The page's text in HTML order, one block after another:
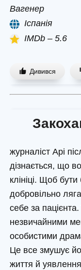
Вагенер
Іспанія
IMDb – 5.6
Дивився
журналіст Арі
дізнається, що
клініці. Щоб
добровільно
себе за
незвичайними
особистими
Це все змушує
життя й